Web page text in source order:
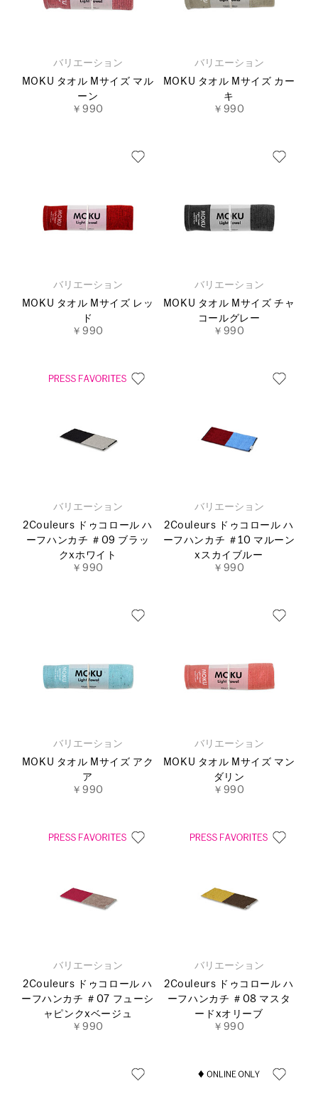
バリエーション
MOKU タオル Mサイズ マル
ーン
￥990
バリエーション
MOKU タオル Mサイズ カー
キ
￥990
バリエーション
MOKU タオル Mサイズ レッ
ド
￥990
バリエーション
MOKU タオル Mサイズ チャ
コールグレー
￥990
バリエーション
2Couleurs ドゥコロール ハ
ーフハンカチ ＃09 ブラッ
クxホワイト
￥990
バリエーション
2Couleurs ドゥコロール ハ
ーフハンカチ ＃10 マルーン
xスカイブルー
￥990
バリエーション
MOKU タオル Mサイズ アク
ア
￥990
バリエーション
MOKU タオル Mサイズ マン
ダリン
￥990
バリエーション
2Couleurs ドゥコロール ハ
ーフハンカチ ＃07 フューシ
ャピンクxベージュ
￥990
バリエーション
2Couleurs ドゥコロール ハ
ーフハンカチ ＃08 マスタ
ードxオリーブ
￥990